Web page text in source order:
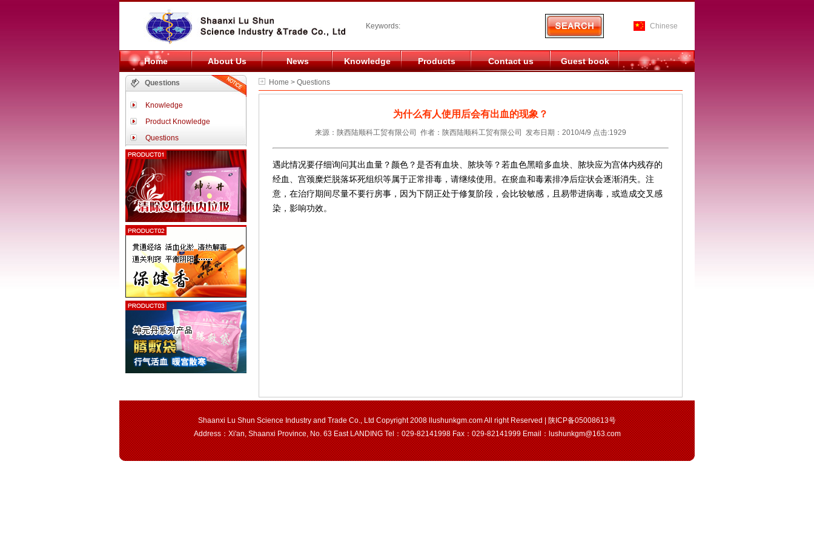
Keywords: Chinese
Home About Us News Knowledge Products Contact us Guest book
Questions
Knowledge
Product Knowledge
Questions
Home > Questions
为什么有人使用后会有出血的现象？
来源：陕西陆顺科工贸有限公司 作者：陕西陆顺科工贸有限公司 发布日期：2010/4/9 点击:1929
遇此情况要仔细询问其出血量？颜色？是否有血块、脓块等？若血色黑暗多血块、脓块应为宫体内残存的
经血、宫颈糜烂脱落坏死组织等属于正常排毒，请继续使用。在瘀血和毒素排净后症状会逐渐消失。注
意，在治疗期间尽量不要行房事，因为下阴正处于修复阶段，会比较敏感，且易带进病毒，或造成交叉感
染，影响功效。
Shaanxi Lu Shun Science Industry and Trade Co., Ltd Copyright 2008llushunkgm.comAll right Reserved | 陕ICP备05008613号
Address：Xi'an, Shaanxi Province, No. 63 East LANDING Tel：029-82141998 Fax：029-82141999Email：lushunkgm@163.com